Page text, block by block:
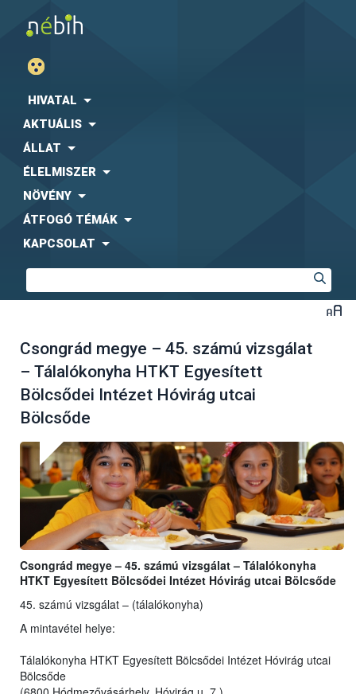
HIVATAL
AKTUÁLIS
ÁLLAT
ÉLELMISZER
NÖVÉNY
ÁTFOGÓ TÉMÁK
KAPCSOLAT
Csongrád megye – 45. számú vizsgálat
– Tálalókonyha HTKT Egyesített
Bölcsődei Intézet Hóvirág utcai
Bölcsőde
Csongrád megye – 45. számú vizsgálat – Tálalókonyha
HTKT Egyesített Bölcsődei Intézet Hóvirág utcai Bölcsőde
45. számú vizsgálat – (tálalókonyha)
A mintavétel helye:
Tálalókonyha HTKT Egyesített Bölcsődei Intézet Hóvirág utcai
Bölcsőde